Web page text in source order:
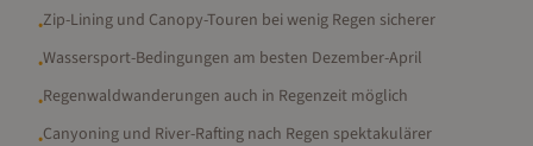
•Zip-Lining und Canopy-Touren bei wenig Regen sicherer
•Wassersport-Bedingungen am besten Dezember-April
•Regenwaldwanderungen auch in Regenzeit möglich
•Canyoning und River-Rafting nach Regen spektakulärer